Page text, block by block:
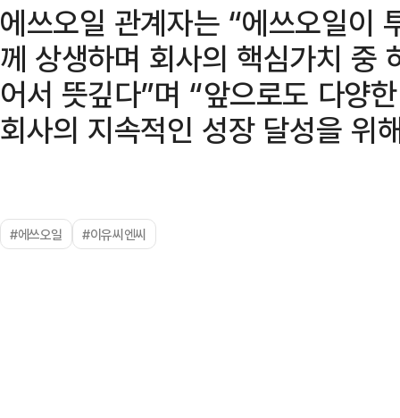
에쓰오일 관계자는 “에쓰오일이
께 상생하며 회사의 핵심가치 중
어서 뜻깊다”며 “앞으로도 다양
회사의 지속적인 성장 달성을 위
#에쓰오일 #이유씨엔씨